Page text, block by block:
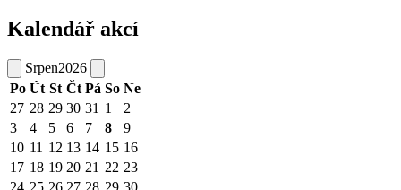
Kalendář akcí
Srpen2026
Po Út St Čt Pá So Ne
27 28 29 30 31 1
2
3
4 5 6 7 8
9
10 11 12 13 14 15 16
17 18 19 20 21 22 23